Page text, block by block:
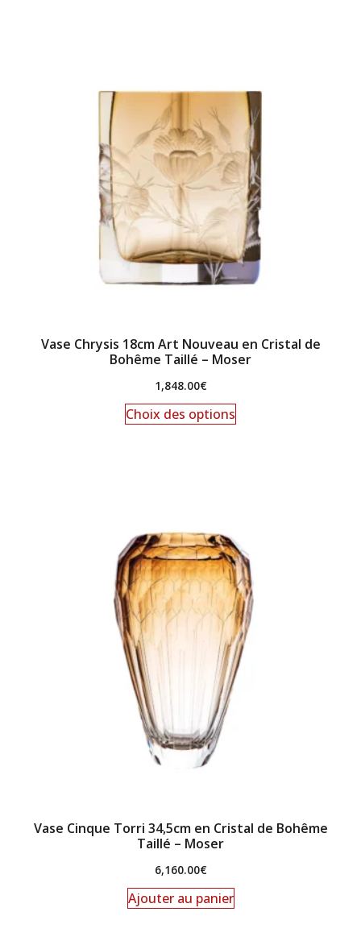
Vase Chrysis 18cm Art Nouveau en Cristal de
Bohême Taillé – Moser
1,848.00€
Choix des options
Vase Cinque Torri 34,5cm en Cristal de Bohême
Taillé – Moser
6,160.00€
Ajouter au panier